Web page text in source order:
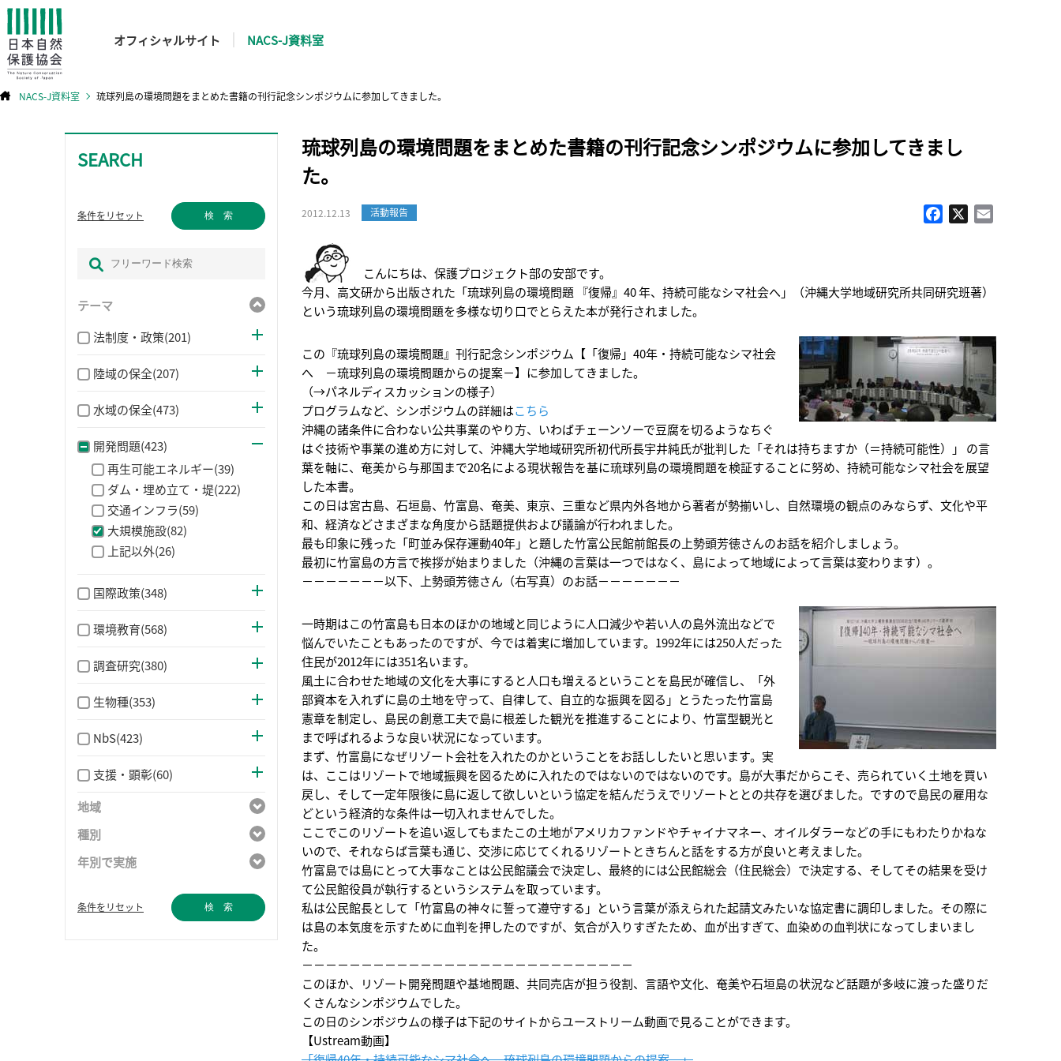
オフィシャルサイト NACS-J資料室
NACS-J資料室 琉球列島の環境問題をまとめた書籍の刊行記念シンポジウムに参加してきました。
SEARCH
条件をリセット 検 索
テーマ
法制度・政策(201)
陸域の保全(207)
水域の保全(473)
開発問題(423)
再生可能エネルギー(39)
ダム・埋め立て・堤(222)
交通インフラ(59)
大規模施設(82)
上記以外(26)
国際政策(348)
環境教育(568)
調査研究(380)
生物種(353)
NbS(423)
支援・顕彰(60)
地域
種別
年別で実施
条件をリセット 検 索
琉球列島の環境問題をまとめた書籍の刊行記念シンポジウムに参加してきまし
た。
2012.12.13 活動報告 Facebook
こんにちは、保護プロジェクト部の安部です。
今月、高文研から出版された「琉球列島の環境問題 『復帰』40 年、持続可能なシマ社会へ」（沖縄大学地域研究所共同研究班著）
という琉球列島の環境問題を多様な切り口でとらえた本が発行されました。
この『琉球列島の環境問題』刊行記念シンポジウム【「復帰」40年・持続可能なシマ社会
へ －琉球列島の環境問題からの提案－】に参加してきました。
（→パネルディスカッションの様子）
プログラムなど、シンポジウムの詳細はこちら
沖縄の諸条件に合わない公共事業のやり方、いわばチェーンソーで豆腐を切るようなちぐ
はぐ技術や事業の進め方に対して、沖縄大学地域研究所初代所長宇井純氏が批判した「それは持ちますか（＝持続可能性）」 の言
葉を軸に、奄美から与那国まで20名による現状報告を基に琉球列島の環境問題を検証することに努め、持続可能なシマ社会を展望
した本書。
この日は宮古島、石垣島、竹富島、奄美、東京、三重など県内外各地から著者が勢揃いし、自然環境の観点のみならず、文化や平
和、経済などさまざまな角度から話題提供および議論が行われました。
最も印象に残った「町並み保存運動40年」と題した竹富公民館前館長の上勢頭芳徳さんのお話を紹介しましょう。
最初に竹富島の方言で挨拶が始まりました（沖縄の言葉は一つではなく、島によって地域によって言葉は変わります）。
－－－－－－－以下、上勢頭芳徳さん（右写真）のお話－－－－－－－
一時期はこの竹富島も日本のほかの地域と同じように人口減少や若い人の島外流出などで
悩んでいたこともあったのですが、今では着実に増加しています。1992年には250人だった
住民が2012年には351名います。
風土に合わせた地域の文化を大事にすると人口も増えるということを島民が確信し、「外
部資本を入れずに島の土地を守って、自律して、自立的な振興を図る」とうたった竹富島
憲章を制定し、島民の創意工夫で島に根差した観光を推進することにより、竹富型観光と
まで呼ばれるような良い状況になっています。
まず、竹富島になぜリゾート会社を入れたのかということをお話ししたいと思います。実
は、ここはリゾートで地域振興を図るために入れたのではないのではないのです。島が大事だからこそ、売られていく土地を買い
戻し、そして一定年限後に島に返して欲しいという協定を結んだうえでリゾートととの共存を選びました。ですので島民の雇用な
どという経済的な条件は一切入れませんでした。
ここでこのリゾートを追い返してもまたこの土地がアメリカファンドやチャイナマネー、オイルダラーなどの手にもわたりかねな
いので、それならば言葉も通じ、交渉に応じてくれるリゾートときちんと話をする方が良いと考えました。
竹富島では島にとって大事なことは公民館議会で決定し、最終的には公民館総会（住民総会）で決定する、そしてその結果を受け
て公民館役員が執行するというシステムを取っています。
私は公民館長として「竹富島の神々に誓って遵守する」という言葉が添えられた起請文みたいな協定書に調印しました。その際に
は島の本気度を示すために血判を押したのですが、気合が入りすぎたため、血が出すぎて、血染めの血判状になってしまいまし
た。
－－－－－－－－－－－－－－－－－－－－－－－－－－－－
このほか、リゾート開発問題や基地問題、共同売店が担う役割、言語や文化、奄美や石垣島の状況など話題が多岐に渡った盛りだ
くさんなシンポジウムでした。
この日のシンポジウムの様子は下記のサイトからユーストリーム動画で見ることができます。
【Ustream動画】